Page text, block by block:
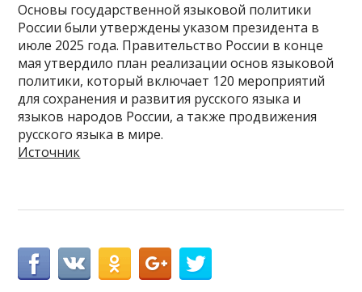
Основы государственной языковой политики
России были утверждены указом президента в
июле 2025 года. Правительство России в конце
мая утвердило план реализации основ языковой
политики, который включает 120 мероприятий
для сохранения и развития русского языка и
языков народов России, а также продвижения
русского языка в мире.
Источник